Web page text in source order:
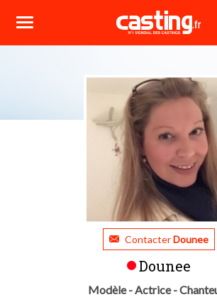
ContacterDounee
Dounee
Modèle - Actrice -